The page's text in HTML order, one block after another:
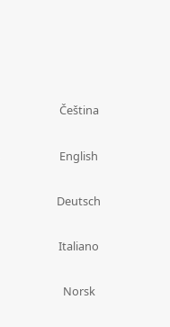
Čeština
English
Deutsch
Italiano
Norsk